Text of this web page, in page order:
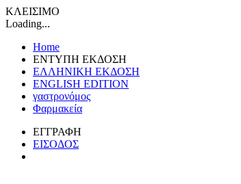
ΚΛΕΙΣΙΜΟ
Loading...
Home
ΕΝΤΥΠΗ ΕΚΔΟΣΗ
ΕΛΛΗΝΙΚΗ ΕΚΔΟΣΗ
ENGLISH EDITION
γαστρονόμος
Φαρμακεία
ΕΓΓΡΑΦΗ
ΕΙΣΟΔΟΣ